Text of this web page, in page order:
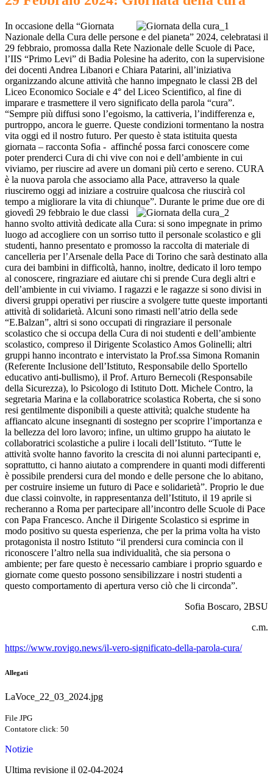
In occasione della “Giornata
Nazionale della Cura delle persone e del pianeta” 2024, celebratasi il
29 febbraio, promossa dalla Rete Nazionale delle Scuole di Pace,
l’IIS “Primo Levi” di Badia Polesine ha aderito, con la supervisione
dei docenti Andrea Libanori e Chiara Patarini, all’iniziativa
organizzando alcune attività che hanno impegnato le classi 2B del
Liceo Economico Sociale e 4° del Liceo Scientifico, al fine di
imparare e trasmettere il vero significato della parola “cura”.
“Sempre più diffusi sono l’egoismo, la cattiveria, l’indifferenza e,
purtroppo, ancora le guerre. Queste condizioni tormentano la nostra
vita oggi ed il nostro futuro. Per questo è stata istituita questa
giornata – racconta Sofia - affinché possa farci conoscere come
poter prenderci Cura di chi vive con noi e dell’ambiente in cui
viviamo, per riuscire ad avere un domani più certo e sereno. CURA
è la nuova parola che associamo alla Pace, attraverso la quale
riusciremo oggi ad iniziare a costruire qualcosa che riuscirà col
tempo a migliorare la vita di chiunque”. Durante le prime due ore di
giovedì 29 febbraio le due classi
hanno svolto attività dedicate alla Cura: si sono impegnate in primo
luogo ad accogliere con un sorriso tutto il personale scolastico e gli
studenti, hanno presentato e promosso la raccolta di materiale di
cancelleria per l’Arsenale della Pace di Torino che sarà destinato alla
cura dei bambini in difficoltà, hanno, inoltre, dedicato il loro tempo
al conoscere, ringraziare ed aiutare chi si prende Cura degli altri e
dell’ambiente in cui viviamo. I ragazzi e le ragazze si sono divisi in
diversi gruppi operativi per riuscire a svolgere tutte queste importanti
attività di solidarietà. Alcuni sono rimasti nell’atrio della sede
“E.Balzan”, altri si sono occupati di ringraziare il personale
scolastico che si occupa della Cura di noi studenti e dell’ambiente
scolastico, compreso il Dirigente Scolastico Amos Golinelli; altri
gruppi hanno incontrato e intervistato la Prof.ssa Simona Romanin
(Referente Inclusione dell’Istituto, Responsabile dello Sportello
educativo anti-bullismo), il Prof. Arturo Bernecoli (Responsabile
della Sicurezza), lo Psicologo di Istituto Dott. Michele Contro, la
segretaria Marina e la collaboratrice scolastica Roberta, che si sono
resi gentilmente disponibili a queste attività; qualche studente ha
affiancato alcune insegnanti di sostegno per scoprire l’importanza e
la bellezza del loro lavoro; infine, un ultimo gruppo ha aiutato le
collaboratrici scolastiche a pulire i locali dell’Istituto. “Tutte le
attività svolte hanno favorito la crescita di noi alunni partecipanti e,
soprattutto, ci hanno aiutato a comprendere in quanti modi differenti
è possibile prendersi cura del mondo e delle persone che lo abitano,
per costruire insieme un futuro di Pace e solidarietà”. Proprio le due
due classi coinvolte, in rappresentanza dell’Istituto, il 19 aprile si
recheranno a Roma per partecipare all’incontro delle Scuole di Pace
con Papa Francesco. Anche il Dirigente Scolastico si esprime in
modo positivo su questa esperienza, che per la prima volta ha visto
protagonista il nostro Istituto “il prendersi cura comincia con il
riconoscere l’altro nella sua individualità, che sia persona o
ambiente; per fare questo è necessario cambiare i proprio sguardo e
giornate come questo possono sensibilizzare i nostri studenti a
questo comportamento di apertura verso ciò che li circonda”.
Sofia Boscaro, 2BSU
c.m.
https://www.rovigo.news/il-vero-significato-della-parola-cura/
Allegati
LaVoce_22_03_2024.jpg
File JPG
Contatore click: 50
Notizie
Ultima revisione il 02-04-2024